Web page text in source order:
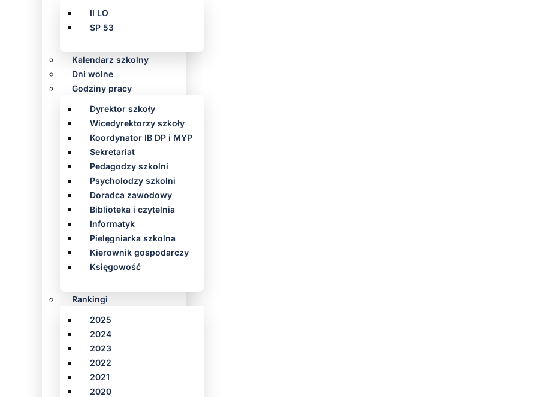
II LO
SP 53
Kalendarz szkolny
Dni wolne
Godziny pracy
Dyrektor szkoły
Wicedyrektorzy szkoły
Koordynator IB DP i MYP
Sekretariat
Pedagodzy szkolni
Psycholodzy szkolni
Doradca zawodowy
Biblioteka i czytelnia
Informatyk
Pielęgniarka szkolna
Kierownik gospodarczy
Księgowość
Rankingi
2025
2024
2023
2022
2021
2020